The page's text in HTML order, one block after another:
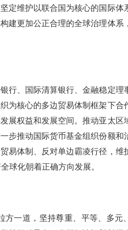
定维护以联合国为核心的国际体
建更加公正合理的全球治理体系
行、国际清算银行、金融稳定理
为核心的多边贸易体制框架下合
展权益和发展空间。推动亚太区
步推动国际货币基金组织份额和
易体制、反对单边霸凌行径，维
球化朝着正确方向发展。
方一道，坚持尊重、平等、多元